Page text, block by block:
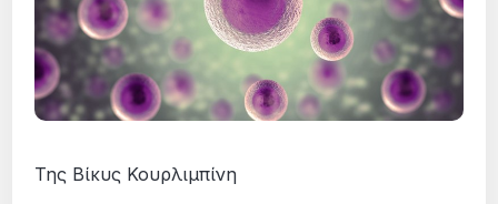
Της Βίκυς Κουρλιμπίνη